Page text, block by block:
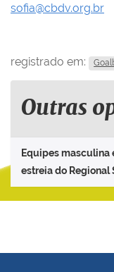
sofia@cbdv.org.br
registrado em:
Outras
Equipes masculina
estreia do Regional